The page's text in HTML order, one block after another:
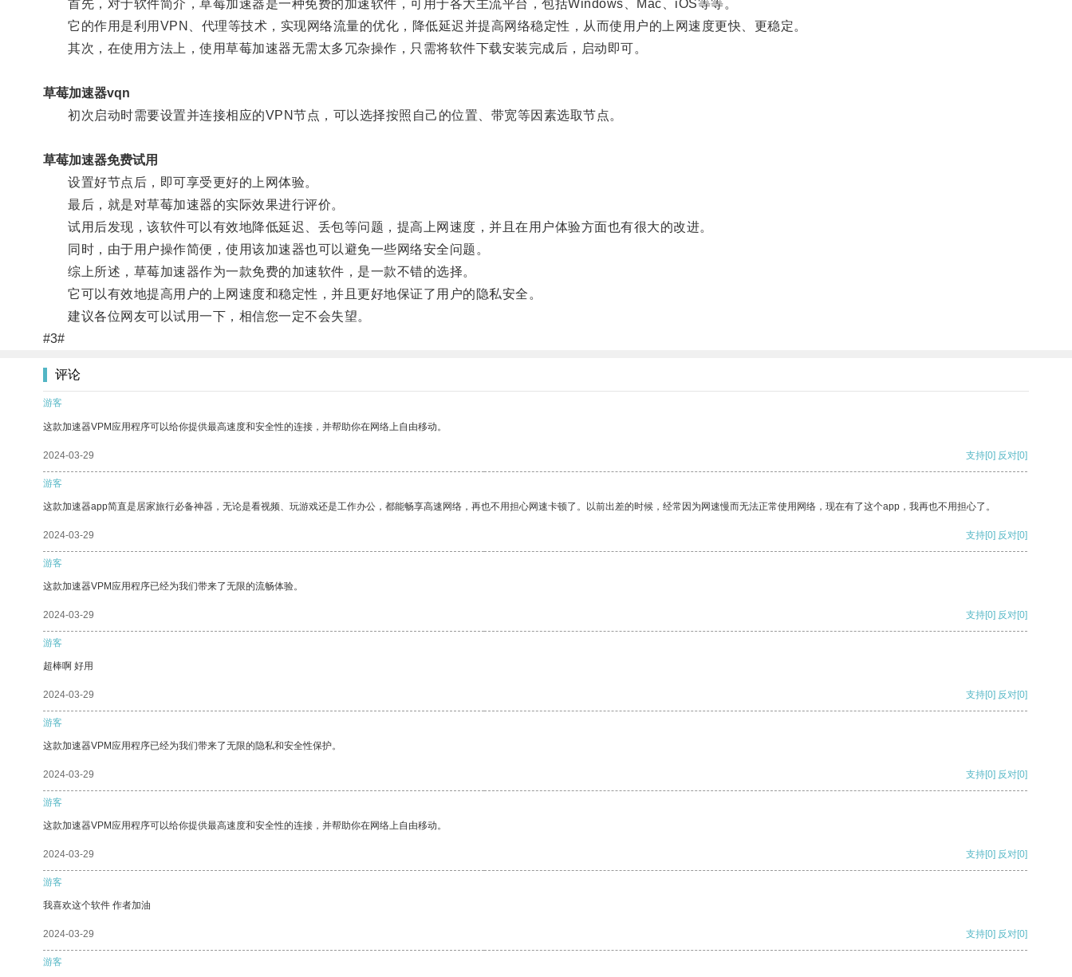
首先，对于软件简介，草莓加速器是一种免费的加速软件，可用于各大主流平台，包括Windows、Mac、iOS等等。
它的作用是利用VPN、代理等技术，实现网络流量的优化，降低延迟并提高网络稳定性，从而使用户的上网速度更快、更稳定。
其次，在使用方法上，使用草莓加速器无需太多冗杂操作，只需将软件下载安装完成后，启动即可。
草莓加速器vqn
初次启动时需要设置并连接相应的VPN节点，可以选择按照自己的位置、带宽等因素选取节点。
草莓加速器免费试用
设置好节点后，即可享受更好的上网体验。
最后，就是对草莓加速器的实际效果进行评价。
试用后发现，该软件可以有效地降低延迟、丢包等问题，提高上网速度，并且在用户体验方面也有很大的改进。
同时，由于用户操作简便，使用该加速器也可以避免一些网络安全问题。
综上所述，草莓加速器作为一款免费的加速软件，是一款不错的选择。
它可以有效地提高用户的上网速度和稳定性，并且更好地保证了用户的隐私安全。
建议各位网友可以试用一下，相信您一定不会失望。
#3#
评论
游客
这款加速器VPM应用程序可以给你提供最高速度和安全性的连接，并帮助你在网络上自由移动。
2024-03-29 支持[0] 反对[0]
游客
这款加速器app简直是居家旅行必备神器，无论是看视频、玩游戏还是工作办公，都能畅享高速网络，再也不用担心网速卡顿了。以前出差的时候，经常因为网速慢而无法正常使用网络，现在有了这个app，我再也不用担心了。
2024-03-29 支持[0] 反对[0]
游客
这款加速器VPM应用程序已经为我们带来了无限的流畅体验。
2024-03-29 支持[0] 反对[0]
游客
超棒啊 好用
2024-03-29 支持[0] 反对[0]
游客
这款加速器VPM应用程序已经为我们带来了无限的隐私和安全性保护。
2024-03-29 支持[0] 反对[0]
游客
这款加速器VPM应用程序可以给你提供最高速度和安全性的连接，并帮助你在网络上自由移动。
2024-03-29 支持[0] 反对[0]
游客
我喜欢这个软件 作者加油
2024-03-29 支持[0] 反对[0]
游客